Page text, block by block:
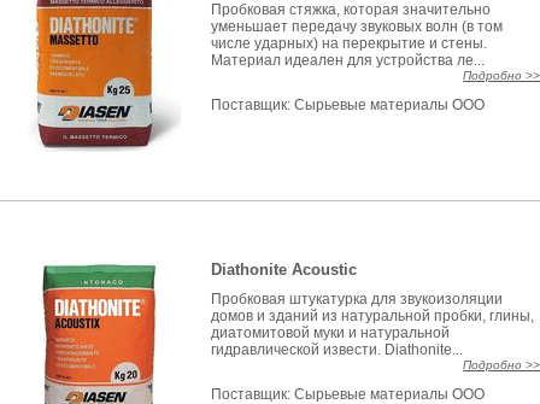
Пробковая стяжка, которая значительно
уменьшает передачу звуковых волн (в том
числе ударных) на перекрытие и стены.
Материал идеален для устройства ле...
Подробно >>
Поставщик: Сырьевые материалы ООО
Diathonite Acoustic
Пробковая штукатурка для звукоизоляции
домов и зданий из натуральной пробки, глины,
диатомитовой муки и натуральной
гидравлической извести. Diathonite...
Подробно >>
Поставщик: Сырьевые материалы ООО